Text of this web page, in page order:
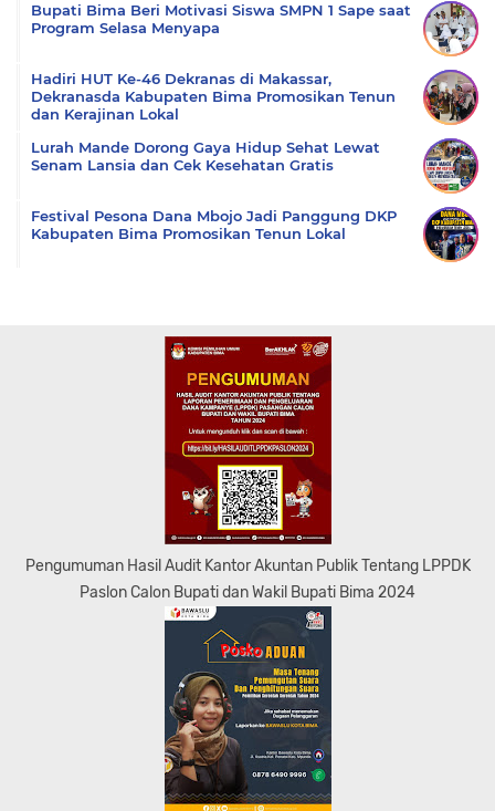
Bupati Bima Beri Motivasi Siswa SMPN 1 Sape saat
Program Selasa Menyapa
Hadiri HUT Ke-46 Dekranas di Makassar,
Dekranasda Kabupaten Bima Promosikan Tenun
dan Kerajinan Lokal
Lurah Mande Dorong Gaya Hidup Sehat Lewat
Senam Lansia dan Cek Kesehatan Gratis
Festival Pesona Dana Mbojo Jadi Panggung DKP
Kabupaten Bima Promosikan Tenun Lokal
Pengumuman Hasil Audit Kantor Akuntan Publik Tentang LPPDK
Paslon Calon Bupati dan Wakil Bupati Bima 2024